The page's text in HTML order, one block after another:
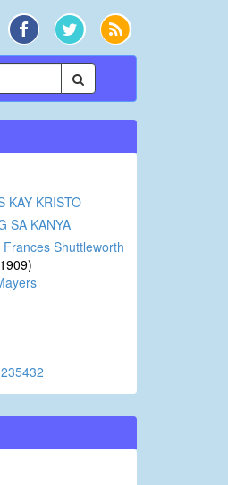
KAY KRISTO
SA KANYA
Frances Shuttleworth